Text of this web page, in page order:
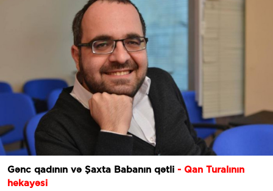
Gənc qadının və Şaxta Babanın qətli - Qan Turalının
hekayəsi